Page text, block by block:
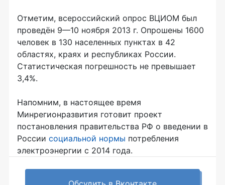
Отметим, всероссийский опрос ВЦИОМ был
проведён 9—10 ноября 2013 г. Опрошены 1600
человек в 130 населенных пунктах в 42
областях, краях и республиках России.
Статистическая погрешность не превышает
3,4%.
Напомним, в настоящее время
Минрегионразвития готовит проект
постановления правительства РФ о введении в
России социальной нормы потребления
электроэнергии с 2014 года.